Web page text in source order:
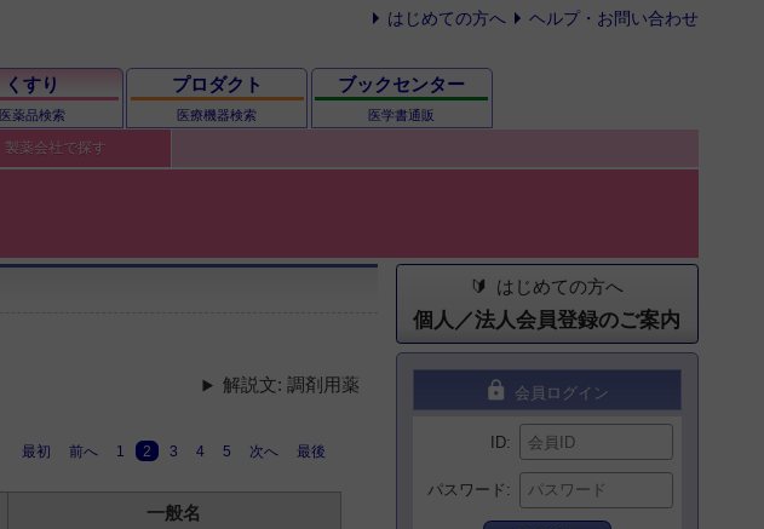
はじめての方へ ヘルプ・お問い合わせ
くすり
医薬品検索
プロダクト
医療機器検索
ブックセンター
医学書通販
製薬会社で探す
解説文: 調剤用薬
最初 前へ 1 2 3 4 5 次へ 最後
一般名
はじめての方へ
個人／法人会員登録のご案内
lock 会員ログイン
ID
パスワード